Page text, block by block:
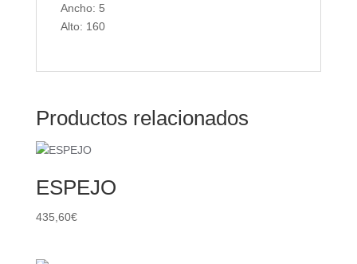
Ancho: 5
Alto: 160
Productos relacionados
ESPEJO
435,60€